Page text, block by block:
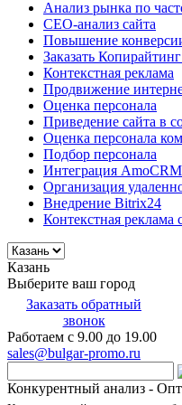
Анализ рынка по
СЕО-анализ сайта
Повышение
Заказать
Контекстная реклама
Продвижение
Оценка персонала
Приведение сайта в
Оценка персонала
Подбор персонала
Интеграция AmoCRM
Организация
Внедрение Bitrix24
Контекстная реклама
Казань
Выберите ваш город
Заказать обратный
звонок
Работаем с 9.00 до 19.00
sales@bulgar-promo.ru
Конкурентный анализ -